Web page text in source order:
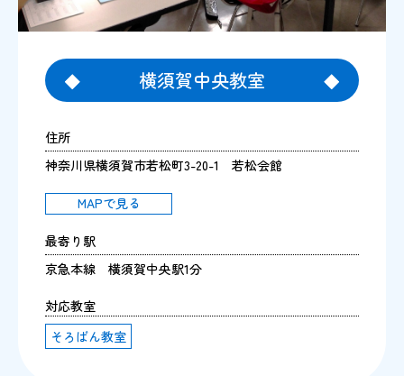
横須賀中央教室
住所
神奈川県横須賀市若松町3-20-1 若松会館
MAPで見る
最寄り駅
京急本線 横須賀中央駅1分
対応教室
そろばん教室